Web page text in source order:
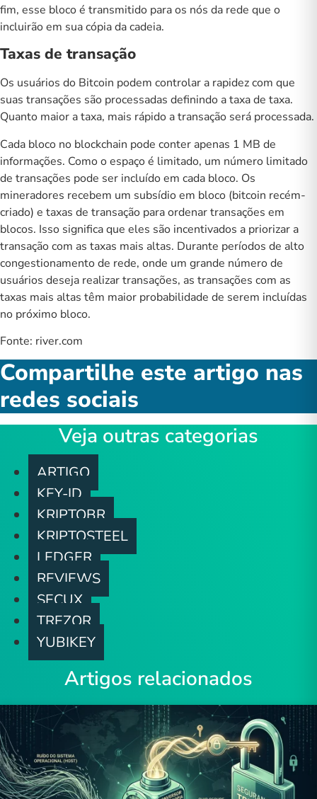
fim, esse bloco é transmitido para os nós da rede que o
incluirão em sua cópia da cadeia.
Taxas de transação
Os usuários do Bitcoin podem controlar a rapidez com que
suas transações são processadas definindo a taxa de taxa.
Quanto maior a taxa, mais rápido a transação será processada.
Cada bloco no blockchain pode conter apenas 1 MB de
informações. Como o espaço é limitado, um número limitado
de transações pode ser incluído em cada bloco. Os
mineradores recebem um subsídio em bloco (bitcoin recém-
criado) e taxas de transação para ordenar transações em
blocos. Isso significa que eles são incentivados a priorizar a
transação com as taxas mais altas. Durante períodos de alto
congestionamento de rede, onde um grande número de
usuários deseja realizar transações, as transações com as
taxas mais altas têm maior probabilidade de serem incluídas
no próximo bloco.
Fonte: river.com
Compartilhe este artigo nas
redes sociais
Veja outras categorias
ARTIGO
KEY-ID
KRIPTOBR
KRIPTOSTEEL
LEDGER
REVIEWS
SECUX
TREZOR
YUBIKEY
Artigos relacionados